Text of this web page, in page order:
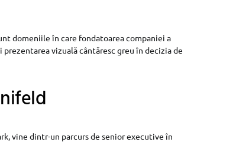
domeniile în care fondatoarea companiei a
vizuală cântăresc greu în decizia de
vine dintr-un parcurs de senior executive în